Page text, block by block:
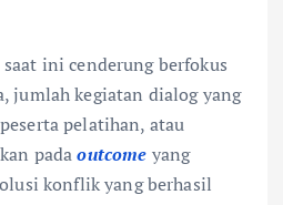
ini cenderung berfokus
jumlah kegiatan dialog yang
pelatihan, atau
padaoutcome yang
konflik yang berhasil